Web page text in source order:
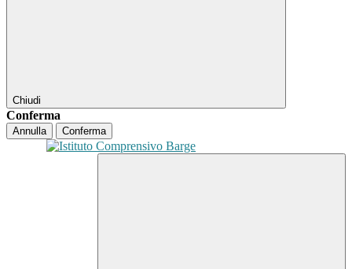
Chiudi
Conferma
Annulla Conferma